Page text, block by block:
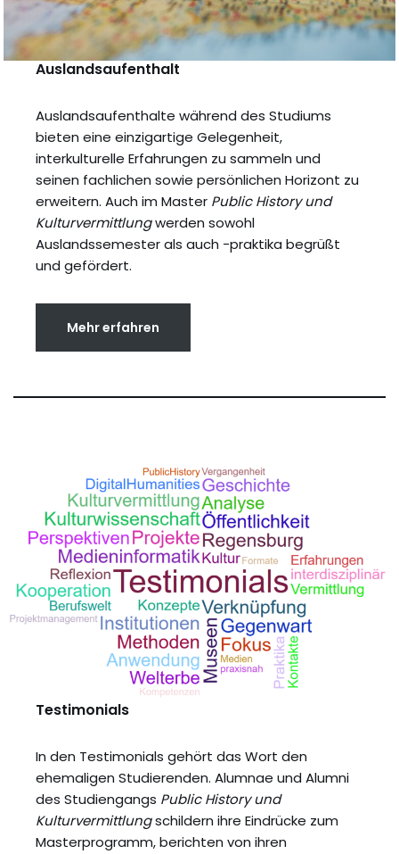
Auslandsaufenthalt
Auslandsaufenthalte während des Studiums
bieten eine einzigartige Gelegenheit,
interkulturelle Erfahrungen zu sammeln und
seinen fachlichen sowie persönlichen Horizont zu
erweitern. Auch im Master Public History und
Kulturvermittlungwerden sowohl
Auslandssemester als auch -praktika begrüßt
und gefördert.
Mehr erfahren
Testimonials
In den Testimonials gehört das Wort den
ehemaligen Studierenden. Alumnae und Alumni
des Studiengangs Public History und
Kulturvermittlungschildern ihre Eindrücke zum
Masterprogramm, berichten von ihren